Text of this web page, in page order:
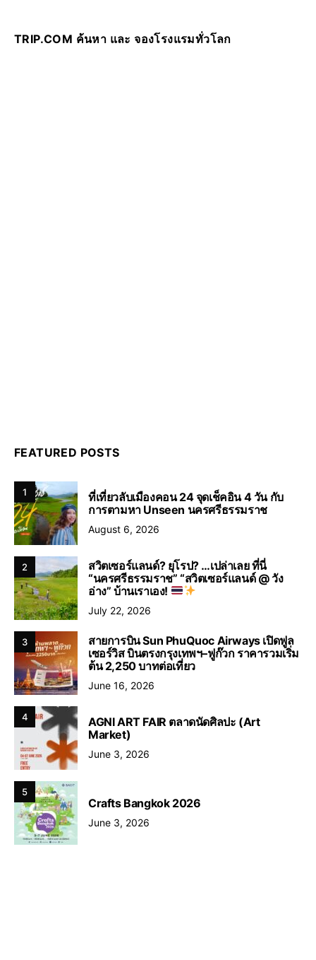
TRIP.COM ค้นหา และ จองโรงแรมทั่วโลก
FEATURED POSTS
1
ที่เที่ยวลับเมืองคอน 24 จุดเช็คอิน 4 วัน กับ
การตามหา Unseen นครศรีธรรมราช
August 6, 2026
2
สวิตเซอร์แลนด์? ยุโรป? …เปล่าเลย ที่นี่
“นครศรีธรรมราช” “สวิตเซอร์แลนด์ @ วัง
อ่าง” บ้านเราเอง!
July 22, 2026
3
สายการบิน Sun PhuQuoc Airways เปิดฟูล
เซอร์วิส บินตรงกรุงเทพฯ–ฟูก๊วก ราคารวมเริ่ม
ต้น 2,250 บาทต่อเที่ยว
June 16, 2026
4
AGNI ART FAIR ตลาดนัดศิลปะ (Art
Market)
June 3, 2026
5
Crafts Bangkok 2026
June 3, 2026